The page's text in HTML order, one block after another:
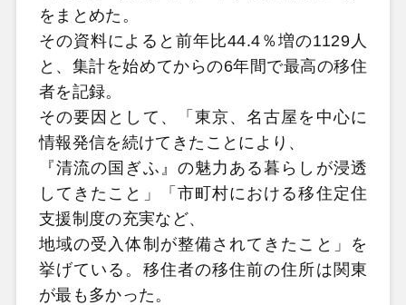
をまとめた。
その資料によると前年比44.4％増の1129人
と、集計を始めてからの6年間で最高の移住
者を記録。
その要因として、「東京、名古屋を中心に
情報発信を続けてきたことにより、
『清流の国ぎふ』の魅力ある暮らしが浸透
してきたこと」「市町村における移住定住
支援制度の充実など、
地域の受入体制が整備されてきたこと」を
挙げている。移住者の移住前の住所は関東
が最も多かった。